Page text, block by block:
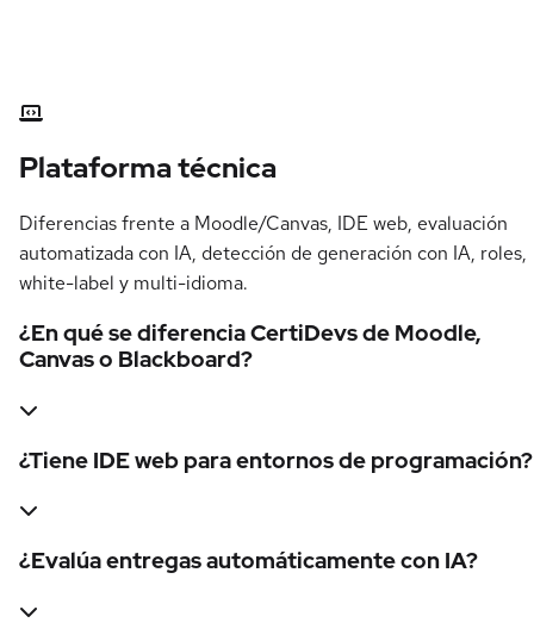
Plataforma técnica
Diferencias frente a Moodle/Canvas, IDE web, evaluación
automatizada con IA, detección de generación con IA, roles,
white-label y multi-idioma.
¿En qué se diferencia CertiDevs de Moodle,
Canvas o Blackboard?
¿Tiene IDE web para entornos de programación?
¿Evalúa entregas automáticamente con IA?